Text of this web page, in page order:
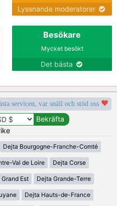
Lyssnande moderatorer
Besökare
Mycket besökt
Det bästa
servicen, var snäll och stöd oss
Dejta Bourgogne-Franche-Comté
Val de Loire Dejta Corse
Est Dejta Grande-Terre
Dejta Hauts-de-France